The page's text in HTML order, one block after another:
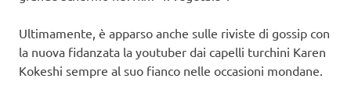
Ultimamente, è apparso anche sulle riviste di gossip con
la nuova fidanzata la youtuber dai capelli turchini Karen
Kokeshi sempre al suo fianco nelle occasioni mondane.